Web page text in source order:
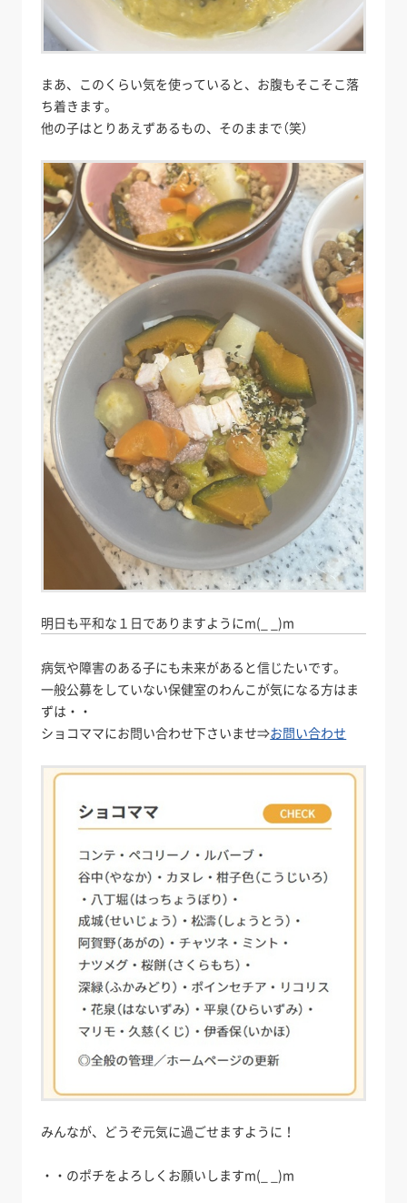
まあ、このくらい気を使っていると、お腹もそこそこ落
ち着きます。
他の子はとりあえずあるもの、そのままで（笑）
明日も平和な１日でありますようにm(_ _)m
病気や障害のある子にも未来があると信じたいです。
一般公募をしていない保健室のわんこが気になる方はま
ずは・・
ショコママにお問い合わせ下さいませ⇒お問い合わせ
みんなが、どうぞ元気に過ごせますように！
・・のポチをよろしくお願いしますm(_ _)m